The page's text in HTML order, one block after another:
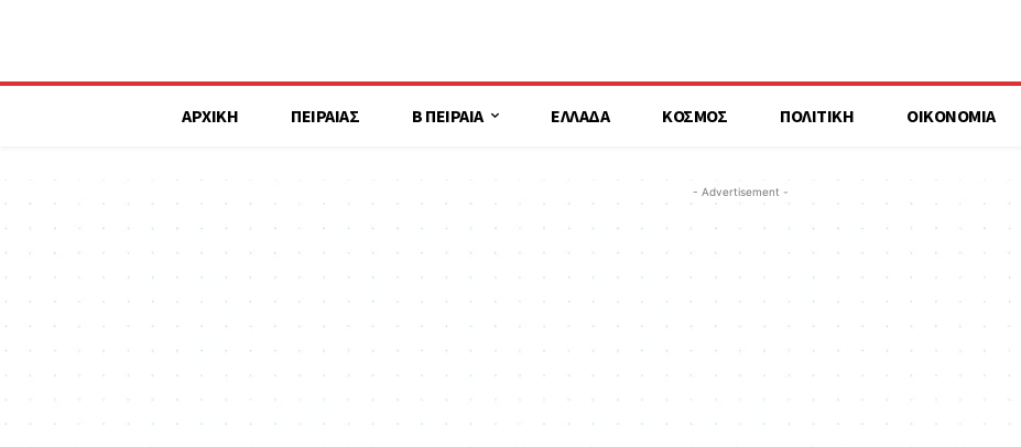
ΑΡΧΙΚΗ ΠΕΙΡΑΙΑΣ Β ΠΕΙΡΑΙΑ ΕΛΛΑΔΑ ΚΟΣΜΟΣ ΠΟΛΙΤΙΚΗ ΟΙΚΟΝΟΜΙΑ
- Advertisement -